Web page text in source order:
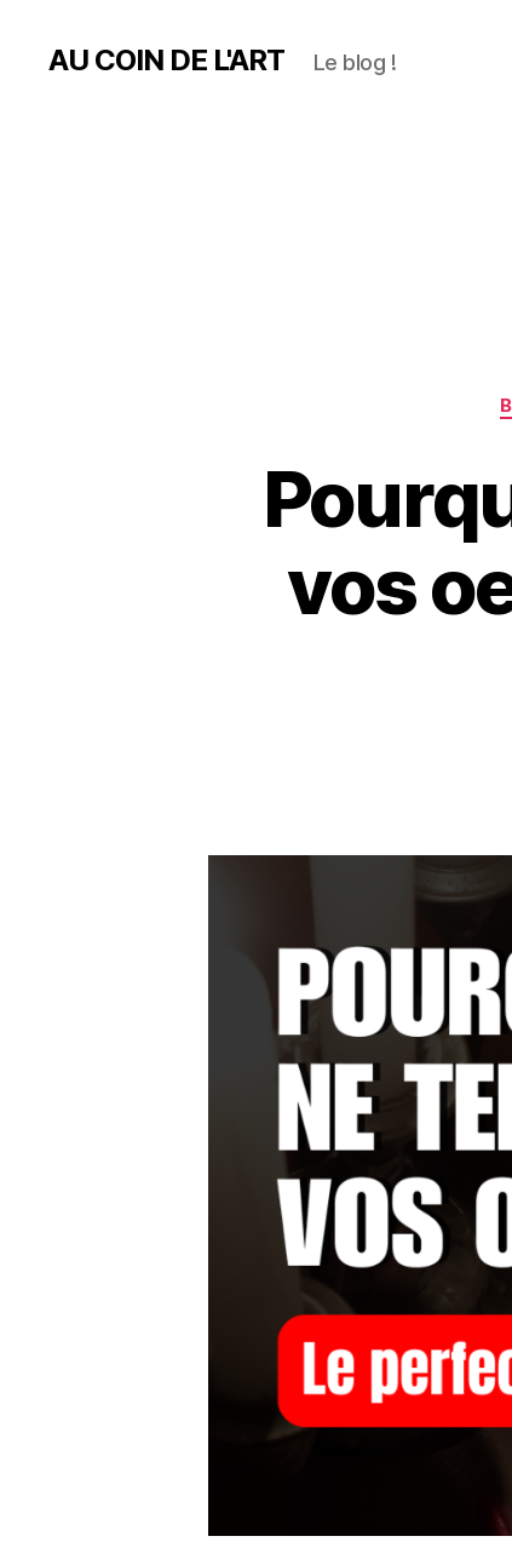
AU COIN DE L'ART Le blog !
vos